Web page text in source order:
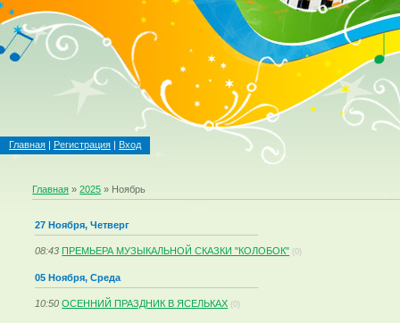
Главная | Регистрация | Вход
Главная »2025 » Ноябрь
27 Ноября, Четверг
08:43 ПРЕМЬЕРА МУЗЫКАЛЬНОЙ СКАЗКИ "КОЛОБОК" (0)
05 Ноября, Среда
10:50 ОСЕННИЙ ПРАЗДНИК В ЯСЕЛЬКАХ (0)